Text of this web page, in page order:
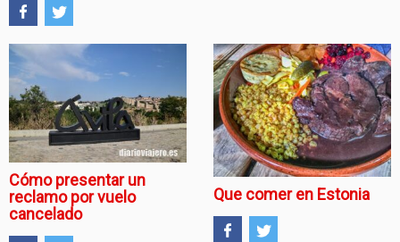
Cómo presentar un
reclamo por vuelo
cancelado
Que comer en Estonia